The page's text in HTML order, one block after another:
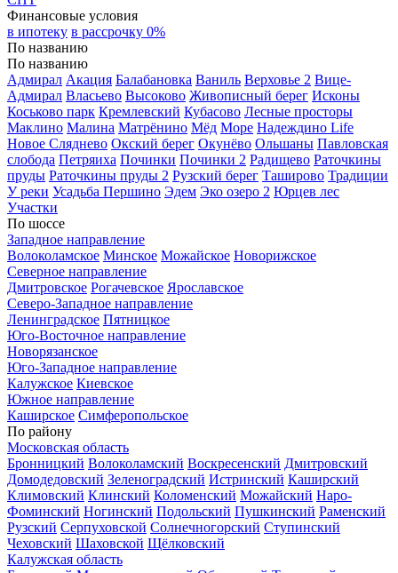
Финансовые условия
в ипотеку в рассрочку 0%
По названию
По названию
Адмирал Акация Балабановка Ваниль Верховье 2 Вице-
Адмирал Власьево Высоково Живописный берег Исконы
Коськово парк Кремлевский Кубасово Лесные просторы
Маклино Малина Матрёнино Мёд Море Надеждино Life
Новое Сляднево Окский берег Окунёво Ольшаны Павловская
слобода Петряиха Починки Починки 2 Радищево Раточкины
пруды Раточкины пруды 2 Рузский берег Таширово Традиции
У реки Усадьба Першино Эдем Эко озеро 2 Юрцев лес
Участки
По шоссе
Западное направление
Волоколамское Минское Можайское Новорижское
Северное направление
Дмитровское Рогачевское Ярославское
Северо-Западное направление
Ленинградское Пятницкое
Юго-Восточное направление
Новорязанское
Юго-Западное направление
Калужское Киевское
Южное направление
Каширское Симферопольское
По району
Московская область
Бронницкий Волоколамский Воскресенский Дмитровский
Домодедовский Зеленоградский Истринский Каширский
Климовский Клинский Коломенский Можайский Наро-
Фоминский Ногинский Подольский Пушкинский Раменский
Рузский Серпуховской Солнечногорский Ступинский
Чеховский Шаховской Щёлковский
Калужская область